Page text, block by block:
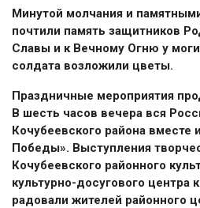
Минутой молчания и
почтили память защитников
Славы и к Вечному Огню у
солдата возложили цветы.
Праздничные мероприятия
В шесть часов вечера вся
Кочубеевского района
Победы». Выступления
Кочубеевского районного
культурно-досугового центра
радовали жителей районного